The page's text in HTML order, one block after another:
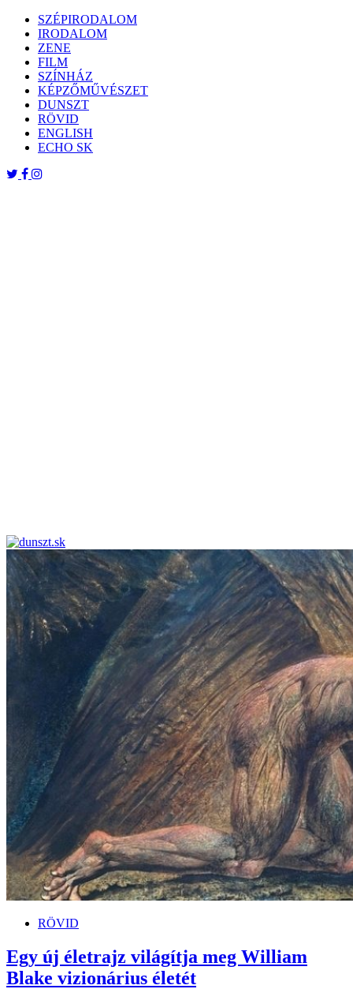
Skip
content
SZÉPIRODALOM
IRODALOM
ZENE
FILM
SZÍNHÁZ
KÉPZŐMŰVÉSZET
DUNSZT
RÖVID
ENGLISH
ECHO SK
dunszt.sk
kultmag
RÖVID
Egy új életrajz világítja meg William
Blake vizionárius életét